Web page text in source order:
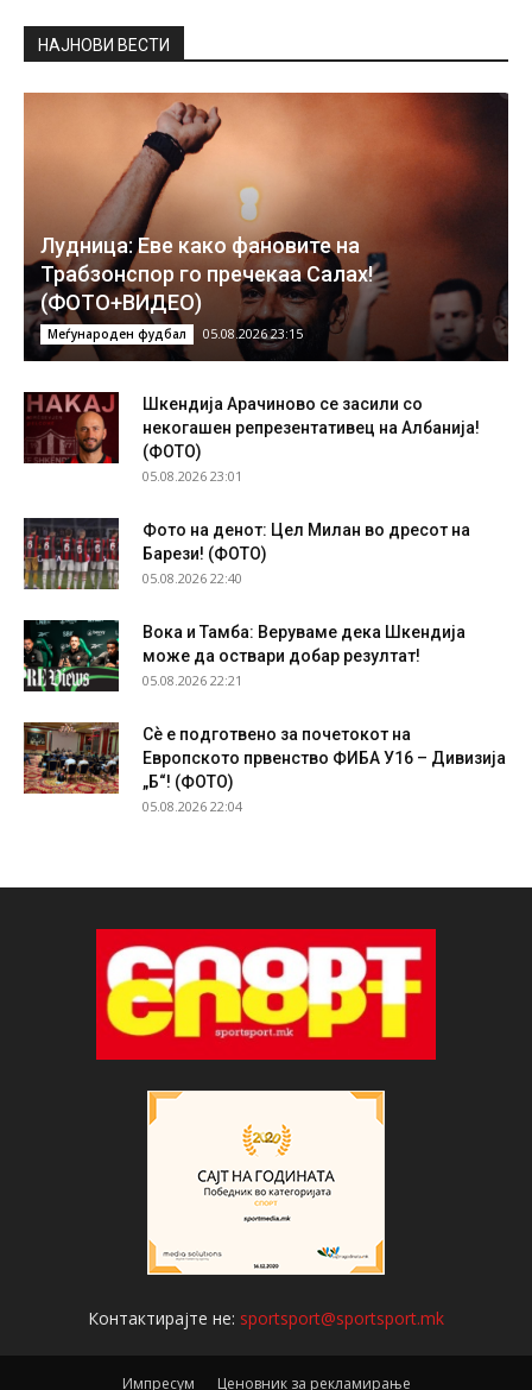
НAЈНОВИ ВЕСТИ
Лудница: Еве како фановите на
Трабзонспор го пречекаа Салах!
(ФОТО+ВИДЕО)
Меѓународен фудбал 05.08.2026 23:15
Шкендија Арачиново се засили со
некогашен репрезентативец на Албанија!
(ФОТО)
05.08.2026 23:01
Фото на денот: Цел Милан во дресот на
Барези! (ФОТО)
05.08.2026 22:40
Вока и Тамба: Веруваме дека Шкендија
може да оствари добар резултат!
05.08.2026 22:21
Сѐ е подготвено за почетокот на
Европското првенство ФИБА У16 – Дивизија
„Б“! (ФОТО)
05.08.2026 22:04
Контактирајте не: sportsport@sportsport.mk
Импресум Ценовник за рекламирање